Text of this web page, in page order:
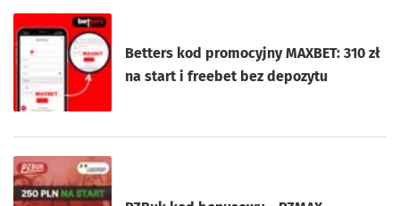
Betters kod promocyjny MAXBET: 310 zł
na start i freebet bez depozytu